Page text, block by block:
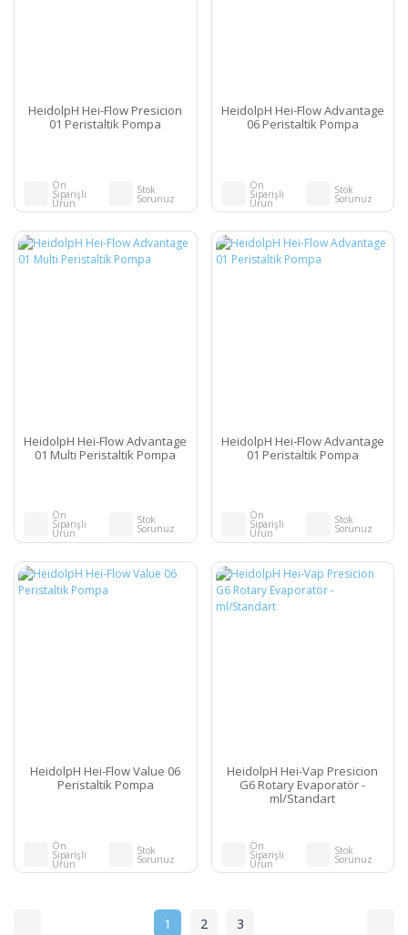
HeidolpH Hei-Flow Presicion
01 Peristaltik Pompa
Ön
Siparişli
Ürün
Stok
Sorunuz
HeidolpH Hei-Flow Advantage
06 Peristaltik Pompa
Ön
Siparişli
Ürün
Stok
Sorunuz
HeidolpH Hei-Flow Advantage
01 Multi Peristaltik Pompa
Ön
Siparişli
Ürün
Stok
Sorunuz
HeidolpH Hei-Flow Advantage
01 Peristaltik Pompa
Ön
Siparişli
Ürün
Stok
Sorunuz
HeidolpH Hei-Flow Value 06
Peristaltik Pompa
Ön
Siparişli
Ürün
Stok
Sorunuz
HeidolpH Hei-Vap Presicion
G6 Rotary Evaporatör -
ml/Standart
Ön
Siparişli
Ürün
Stok
Sorunuz
1 2 3